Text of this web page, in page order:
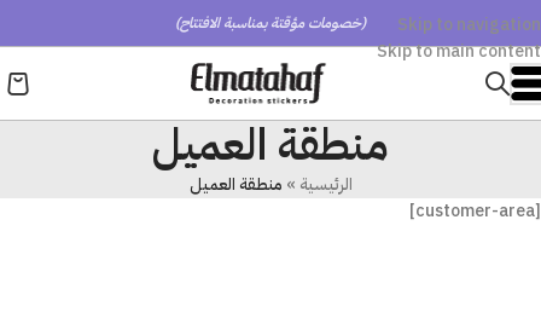
Skip to navigation
Skip to main content
(خصومات مؤقتة بمناسبة الافتتاح)
منطقة العميل
الرئيسية » منطقة العميل
[customer-area]